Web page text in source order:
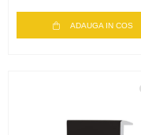
ADAUGA IN COS